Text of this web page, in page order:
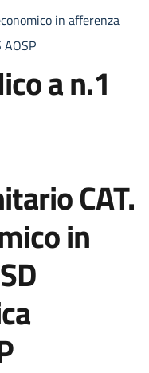
in afferenza
AOSP
a n.1
CAT.
in